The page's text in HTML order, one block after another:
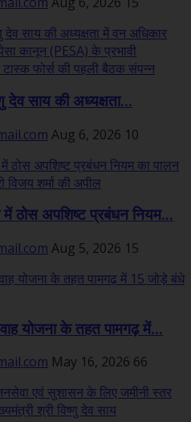
देव साय की अध्यक्षता...
Aug 6, 2026 10
ठोस अपशिष्ट प्रबंधन नियम...
Aug 5, 2026 15
योजना के तहत पामगढ़ में...
May 16, 2026 66